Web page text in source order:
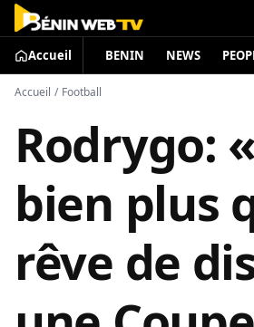
Accueil BENIN NEWS
Accueil / Football
Rodrygo:
bien plus
rêve de